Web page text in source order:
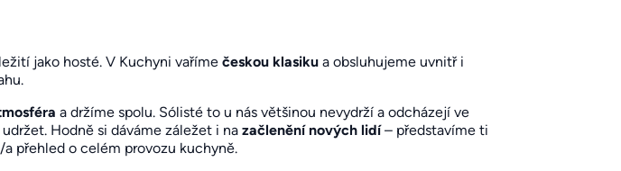
jako hosté. V Kuchyni vaříme českou klasikua obsluhujeme uvnitř i
a držíme spolu. Sólisté to u nás většinou nevydrží a odcházejí ve
Hodně si dáváme záležet i na začlenění nových lidí– představíme ti
a přehled o celém provozu kuchyně.